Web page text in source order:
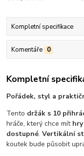
Kompletní specifikace
Komentáře 0
Kompletní
Pořádek, styl a
Tento držák s 10
hráče, který chce mít
dostupné.Vertikální
koutek bude působit